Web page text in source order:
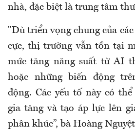
nhà, đặc biệt là trung tâm
"Dù triển vọng chung của
cực, thị trường vẫn tồn tại
mức tăng năng suất từ AI
hoặc những biến động
động. Các yếu tố này có
gia tăng và tạo áp lực lên
phân khúc”, bà Hoàng